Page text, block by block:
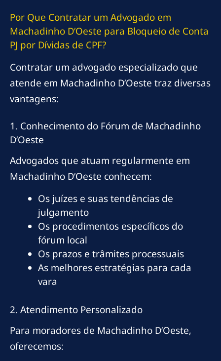
Por Que Contratar um Advogado em
Machadinho D’Oeste para Bloqueio de Conta
PJ por Dívidas de CPF?
Contratar um advogado especializado que
atende em Machadinho D’Oeste traz diversas
vantagens:
1. Conhecimento do Fórum de Machadinho
D’Oeste
Advogados que atuam regularmente em
Machadinho D’Oeste conhecem:
Os juízes e suas tendências de
julgamento
Os procedimentos específicos do
fórum local
Os prazos e trâmites processuais
As melhores estratégias para cada
vara
2. Atendimento Personalizado
Para moradores de Machadinho D’Oeste,
oferecemos: